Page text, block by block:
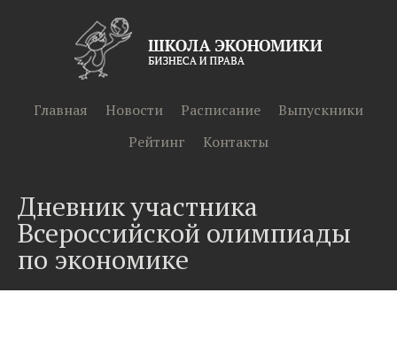
Главная Новости Расписание
Выпускники
Рейтинг
Контакты
Дневник участника
Всероссийской олимпиады
по экономике